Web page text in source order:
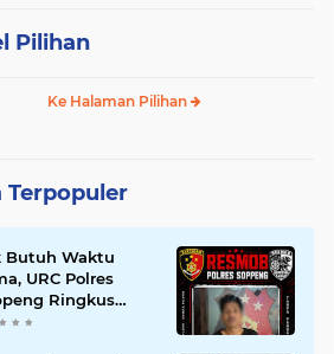
Pilihan
Ke Halaman Pilihan
Terpopuler
Butuh Waktu
URC Polres
Ringkus
Pelaku